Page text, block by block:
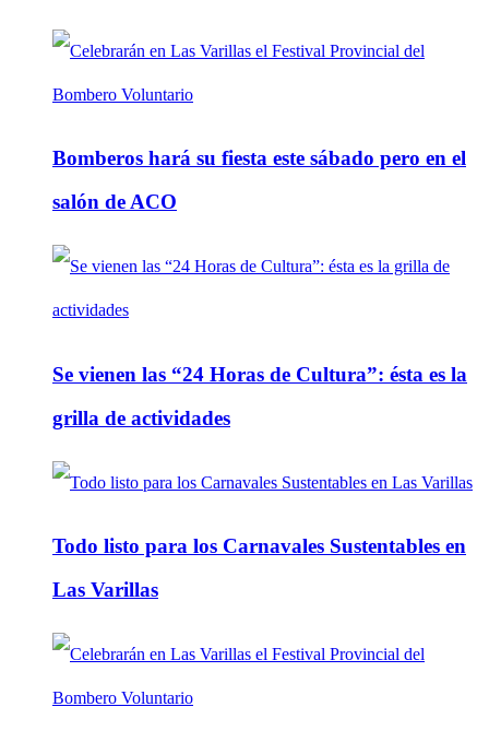
Bomberos hará su fiesta este sábado pero en el
salón de ACO
Se vienen las “24 Horas de Cultura”: ésta es la
grilla de actividades
Todo listo para los Carnavales Sustentables en
Las Varillas